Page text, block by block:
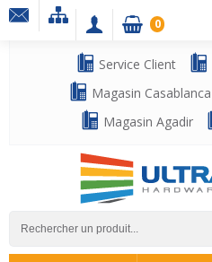
Service Client
Magasin Casablanca
Magasin Agadir
0